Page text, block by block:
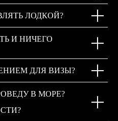
ЛОДКОЙ?
И НИЧЕГО
ДЛЯ ВИЗЫ?
В МОРЕ?